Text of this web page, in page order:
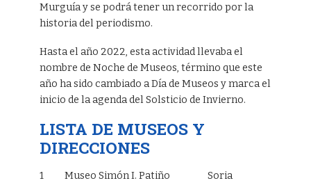
Murguía y se podrá tener un recorrido por la
historia del periodismo.
Hasta el año 2022, esta actividad llevaba el
nombre de Noche de Museos, término que este
año ha sido cambiado a Día de Museos y marca el
inicio de la agenda del Solsticio de Invierno.
LISTA DE MUSEOS Y
DIRECCIONES
1 Museo Simón I. Patiño Soria